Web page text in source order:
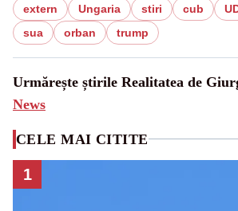
extern Ungaria stiri cub
sua
orban trump
Urmărește știrile Realitatea de
News
CELE MAI CITITE
1